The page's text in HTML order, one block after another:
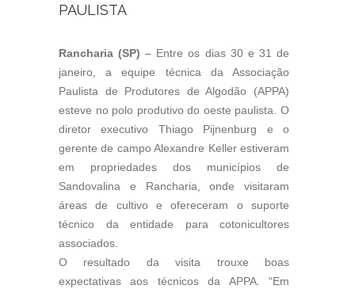
PAULISTA
Rancharia (SP) – Entre os dias 30 e 31 de
janeiro, a equipe técnica da Associação
Paulista de Produtores de Algodão (APPA)
esteve no polo produtivo do oeste paulista. O
diretor executivo Thiago Pijnenburg e o
gerente de campo Alexandre Keller estiveram
em propriedades dos municípios de
Sandovalina e Rancharia, onde visitaram
áreas de cultivo e ofereceram o suporte
técnico da entidade para cotonicultores
associados.
O resultado da visita trouxe boas
expectativas aos técnicos da APPA. “Em